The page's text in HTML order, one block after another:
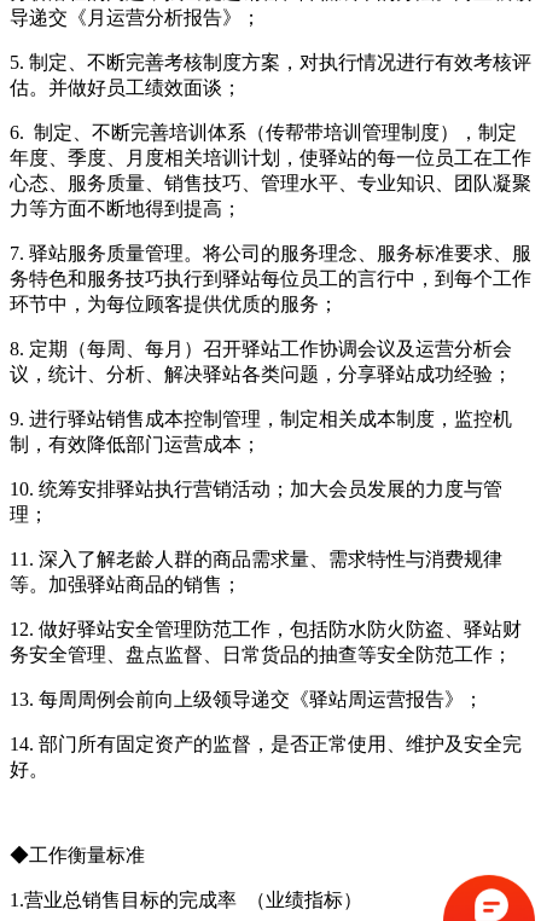
导递交《月运营分析报告》；
5. 制定、不断完善考核制度方案，对执行情况进行有效考核评
估。并做好员工绩效面谈；
6. 制定、不断完善培训体系（传帮带培训管理制度），制定
年度、季度、月度相关培训计划，使驿站的每一位员工在工作
心态、服务质量、销售技巧、管理水平、专业知识、团队凝聚
力等方面不断地得到提高；
7. 驿站服务质量管理。将公司的服务理念、服务标准要求、服
务特色和服务技巧执行到驿站每位员工的言行中，到每个工作
环节中，为每位顾客提供优质的服务；
8. 定期（每周、每月）召开驿站工作协调会议及运营分析会
议，统计、分析、解决驿站各类问题，分享驿站成功经验；
9. 进行驿站销售成本控制管理，制定相关成本制度，监控机
制，有效降低部门运营成本；
10. 统筹安排驿站执行营销活动；加大会员发展的力度与管
理；
11. 深入了解老龄人群的商品需求量、需求特性与消费规律
等。加强驿站商品的销售；
12. 做好驿站安全管理防范工作，包括防水防火防盗、驿站财
务安全管理、盘点监督、日常货品的抽查等安全防范工作；
13. 每周周例会前向上级领导递交《驿站周运营报告》；
14. 部门所有固定资产的监督，是否正常使用、维护及安全完
好。
◆工作衡量标准
1.营业总销售目标的完成率 （业绩指标）